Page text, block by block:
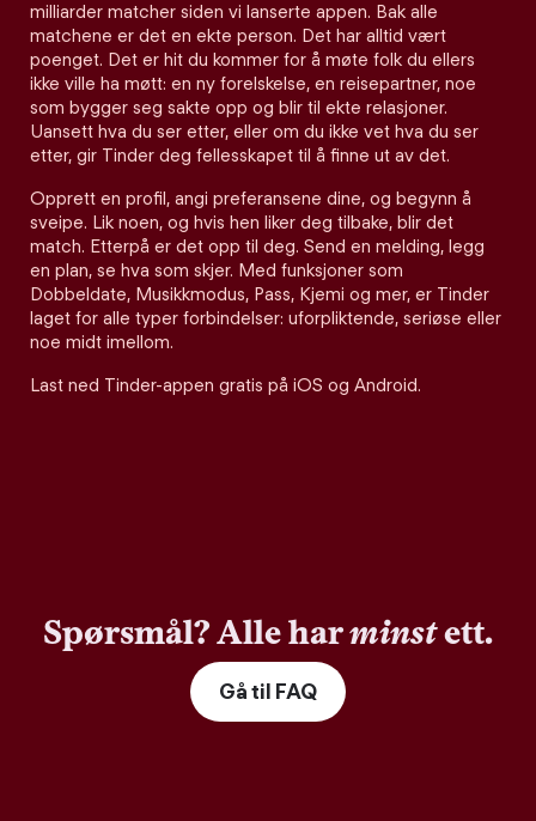
milliarder matcher siden vi lanserte appen. Bak alle
matchene er det en ekte person. Det har alltid vært
poenget. Det er hit du kommer for å møte folk du ellers
ikke ville ha møtt: en ny forelskelse, en reisepartner, noe
som bygger seg sakte opp og blir til ekte relasjoner.
Uansett hva du ser etter, eller om du ikke vet hva du ser
etter, gir Tinder deg fellesskapet til å finne ut av det.
Opprett en profil, angi preferansene dine, og begynn å
sveipe. Lik noen, og hvis hen liker deg tilbake, blir det
match. Etterpå er det opp til deg. Send en melding, legg
en plan, se hva som skjer. Med funksjoner som
Dobbeldate, Musikkmodus, Pass, Kjemi og mer, er Tinder
laget for alle typer forbindelser: uforpliktende, seriøse eller
noe midt imellom.
Last ned Tinder-appen gratis på iOS og Android.
Spørsmål? Alle harminstett.
Gå til FAQ